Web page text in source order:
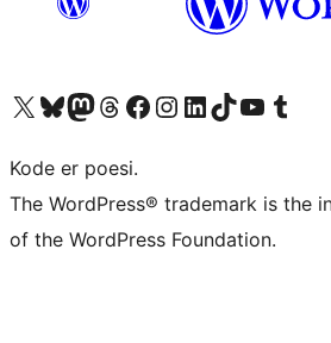
Besøg vores X (tidligere Twitter) konto
Besøg vores Bluesky-konto
Besøg vores Mastodon konto
Besøg vores Threads-konto
Besøg vores Facebook sideBesøg vores Instagram konto
Besøg vores LinkedIn konto
Besøg vores TikTok-konto
Besøg vores YouTube-kanalBesøg vores Tumblr-konto
Kode er poesi.
The WordPress® trademark is the
of the WordPress Foundation.